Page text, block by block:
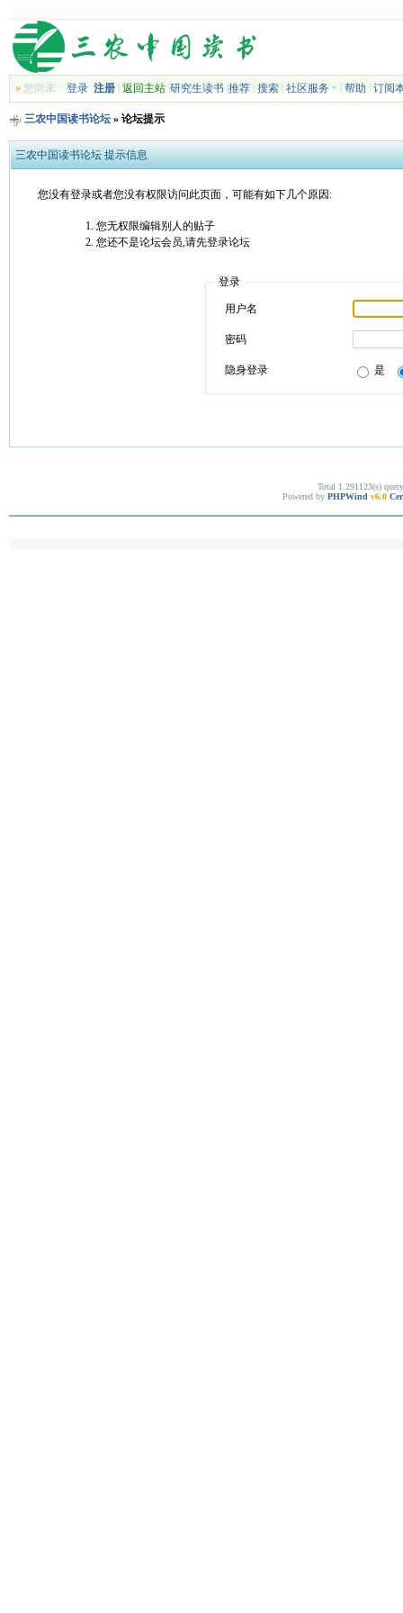
»您尚未 登录 注册| 返回主站| 研究生读书| 推荐| 搜索| 社区服务 帮助 订阅
三农中国读书论坛» 论坛提示
三农中国读书论坛 提示信息
您没有登录或者您没有权限访问此页面，可能有如下几个原因:
您无权限编辑别人的贴子
您还不是论坛会员,请先登录论坛
登录
用户名
密码
隐身登录 是
Total 1.291123(s)
Powered by PHPWind v6.0